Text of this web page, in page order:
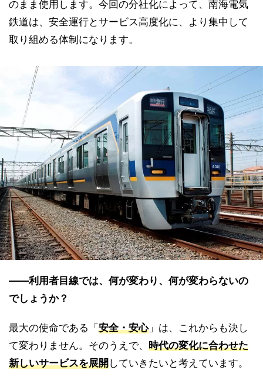
のまま使用します。今回の分社化によって、南海電気
鉄道は、安全運行とサービス高度化に、より集中して
取り組める体制になります。
――利用者目線では、何が変わり、何が変わらないの
でしょうか？
最大の使命である「安全・安心」は、これからも決し
て変わりません。そのうえで、 時代の変化に合わせた
新しいサービスを展開していきたいと考えています。